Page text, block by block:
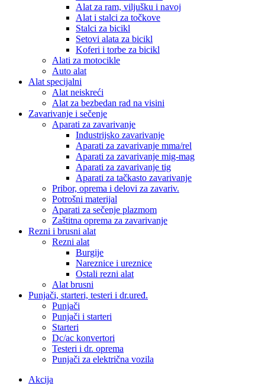
Alat za ram, viljušku i navoj
Alat i stalci za točkove
Stalci za bicikl
Setovi alata za bicikl
Koferi i torbe za bicikl
Alati za motocikle
Auto alat
Alat specijalni
Alat neiskreći
Alat za bezbedan rad na visini
Zavarivanje i sečenje
Aparati za zavarivanje
Industrijsko zavarivanje
Aparati za zavarivanje mma/rel
Aparati za zavarivanje mig-mag
Aparati za zavarivanje tig
Aparati za tačkasto zavarivanje
Pribor, oprema i delovi za zavariv.
Potrošni materijal
Aparati za sečenje plazmom
Zaštitna oprema za zavarivanje
Rezni i brusni alat
Rezni alat
Burgije
Nareznice i ureznice
Ostali rezni alat
Alat brusni
Punjači, starteri, testeri i dr.uređ.
Punjači
Punjači i starteri
Starteri
Dc/ac konvertori
Testeri i dr. oprema
Punjači za električna vozila
Akcija